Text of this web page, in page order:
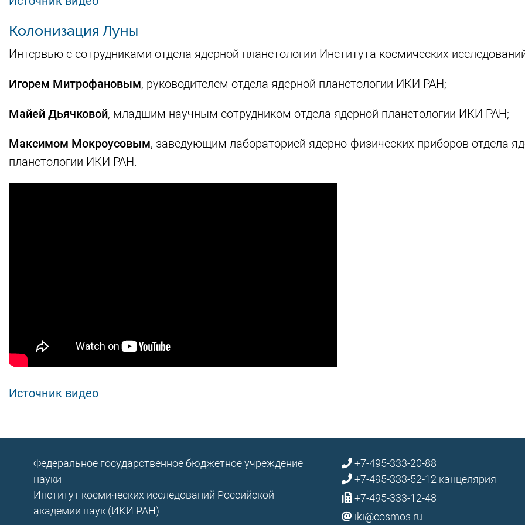
Колонизация Луны
Интервью с сотрудниками отдела ядерной планетологии Института космических
Игорем Митрофановым, руководителем отдела ядерной планетологии ИКИ РАН;
Майей Дьячковой, младшим научным сотрудником отдела ядерной планетологии ИКИ РАН;
Максимом Мокроусовым, заведующим лабораторией ядерно-физических приборов отдела
планетологии ИКИ РАН.
Источник видео
Федеральное государственное бюджетное учреждение
науки
Институт космических исследований Российской
академии наук (ИКИ РАН)
+7-495-333-20-88
+7-495-333-52-12 канцелярия
+7-495-333-12-48
iki@cosmos.ru